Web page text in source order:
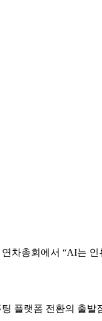
차총회에서 “AI는
랫폼 전환의 출발